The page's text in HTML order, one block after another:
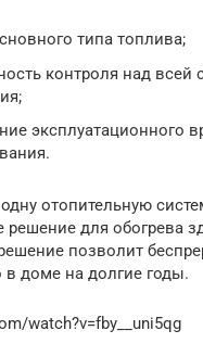
типа топлива;
контроля над всей
эксплуатационного
отопительную
решение для обогрева
позволит
в доме на долгие годы.
watch?v=fby__uni5qg